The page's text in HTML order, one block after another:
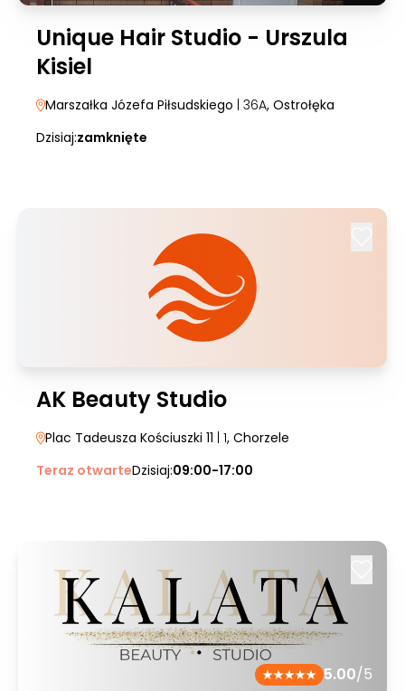
Unique Hair Studio - Urszula
Kisiel
Marszałka Józefa Piłsudskiego | 36A, Ostrołęka
Dzisiaj:zamknięte
AK Beauty Studio
Plac Tadeusza Kościuszki 11 | 1, Chorzele
Teraz otwarteDzisiaj:09:00-17:00
5.00/5